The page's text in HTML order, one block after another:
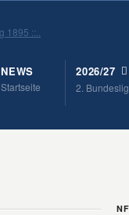
NEWS
Startseite
2026/27
2.